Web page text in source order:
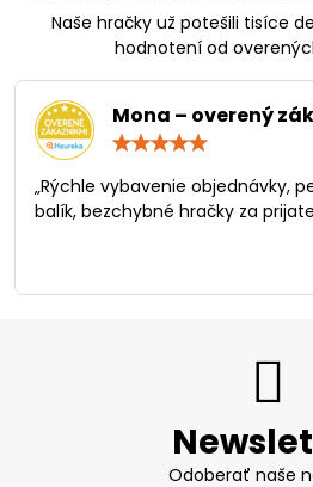
Naše hračky už potešili tisíce
hodnotení od
Mona – overený
/
5
„Rýchle vybavenie objednávky,
balík, bezchybné hračky za
Odoberať naše